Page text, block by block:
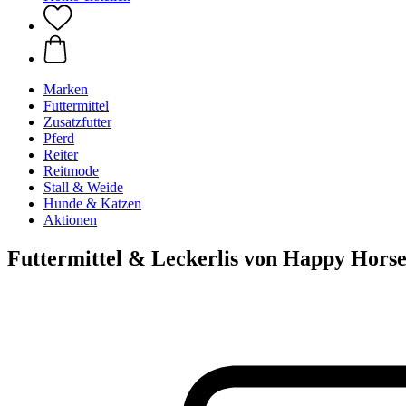
Marken
Futtermittel
Zusatzfutter
Pferd
Reiter
Reitmode
Stall & Weide
Hunde & Katzen
Aktionen
Futtermittel & Leckerlis von Happy Horse